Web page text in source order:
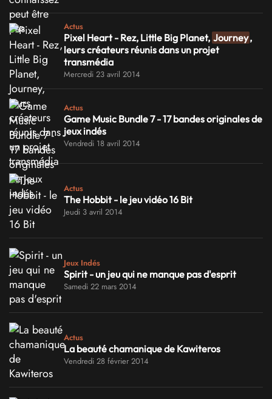
Actus
Pixel Heart - Rez, Little Big Planet, Journey,
leurs créateurs réunis dans un projet
transmédia
Mercredi 23 avril 2014
Actus
Game Music Bundle 7 - 17 bandes originales de
jeux indés
Vendredi 18 avril 2014
Actus
The Hobbit - le jeu vidéo 16 Bit
Jeudi 3 avril 2014
Jeux Indés
Spirit - un jeu qui ne manque pas d'esprit
Samedi 22 mars 2014
Actus
La beauté chamanique de Kawiteros
Vendredi 28 février 2014